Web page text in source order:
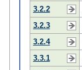
3.2.2
3.2.3
3.2.4
3.3.1